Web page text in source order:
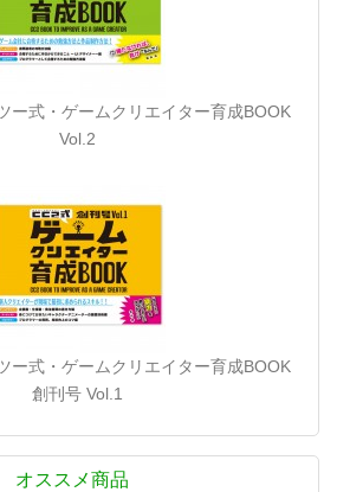
ー式・ゲームクリエイター育成BOOK
Vol.2
ー式・ゲームクリエイター育成BOOK
創刊号 Vol.1
オススメ商品